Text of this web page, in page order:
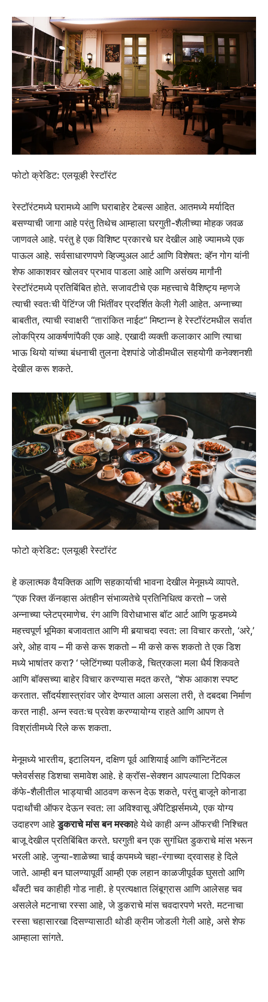
फोटो क्रेडिट: एलयूव्ही रेस्टॉरंट
रेस्टॉरंटमध्ये घरामध्ये आणि घराबाहेर टेबल्स आहेत. आतमध्ये मर्यादित
बसण्याची जागा आहे परंतु तिथेच आम्हाला घरगुती-शैलीच्या मोहक जवळ
जाणवले आहे. परंतु हे एक विशिष्ट प्रकारचे घर देखील आहे ज्यामध्ये एक
पाऊल आहे. सर्वसाधारणपणे व्हिज्युअल आर्ट आणि विशेषत: व्हॅन गोग यांनी
शेफ आकाशवर खोलवर प्रभाव पाडला आहे आणि असंख्य मार्गांनी
रेस्टॉरंटमध्ये प्रतिबिंबित होते. सजावटीचे एक महत्त्वाचे वैशिष्ट्य म्हणजे
त्याची स्वतःची पेंटिंग्ज जी भिंतींवर प्रदर्शित केली गेली आहेत. अन्नाच्या
बाबतीत, त्याची स्वाक्षरी “तारांकित नाईट” मिष्टान्न हे रेस्टॉरंटमधील सर्वात
लोकप्रिय आकर्षणांपैकी एक आहे. एखादी व्यक्ती कलाकार आणि त्याचा
भाऊ थियो यांच्या बंधनाची तुलना देशपांडे जोडीमधील सहयोगी कनेक्शनशी
देखील करू शकते.
फोटो क्रेडिट: एलयूव्ही रेस्टॉरंट
हे कलात्मक वैयक्तिक आणि सहकार्याची भावना देखील मेनूमध्ये व्यापते.
“एक रिक्त कॅनव्हास अंतहीन संभाव्यतेचे प्रतिनिधित्व करतो – जसे
अन्नाच्या प्लेटप्रमाणेच. रंग आणि विरोधाभास बॉट आर्ट आणि फूडमध्ये
महत्त्वपूर्ण भूमिका बजावतात आणि मी बर्‍याचदा स्वत: ला विचार करतो, ‘अरे,’
अरे, ओह वाय – मी कसे करू शकतो – मी कसे करू शकतो ते एक डिश
मध्ये भाषांतर करा? ‘ प्लेटिंगच्या पलीकडे, चित्रकला मला धैर्य शिकवते
आणि बॉक्सच्या बाहेर विचार करण्यास मदत करते, “शेफ आकाश स्पष्ट
करतात. सौंदर्यशास्त्रांवर जोर देण्यात आला असला तरी, ते दबदबा निर्माण
करत नाही. अन्न स्वतःच प्रवेश करण्यायोग्य राहते आणि आपण ते
विश्रांतीमध्ये रिले करू शकता.
मेनूमध्ये भारतीय, इटालियन, दक्षिण पूर्व आशियाई आणि कॉन्टिनेंटल
फ्लेवर्ससह डिशचा समावेश आहे. हे क्रॉस-सेक्शन आपल्याला टिपिकल
कॅफे-शैलीतील भाड्याची आठवण करून देऊ शकते, परंतु बाजूने कोनाडा
पदार्थांची ऑफर देऊन स्वत: ला अविश्वासू अ‍ॅपेटिझर्समध्ये, एक योग्य
उदाहरण आहेडुकराचे मांस बन मस्काहे येथे काही अन्न ऑफरची निश्चित
बाजू देखील प्रतिबिंबित करते. घरगुती बन एक सुगंधित डुकराचे मांस भरून
भरली आहे. जुन्या-शाळेच्या चाई कपमध्ये चहा-रंगाच्या द्रवासह हे दिले
जाते. आम्ही बन घालण्यापूर्वी आम्ही एक लहान काळजीपूर्वक घुसतो आणि
थँक्टी चव काहीही गोड नाही. हे प्रत्यक्षात लिंबूग्रास आणि आलेसह चव
असलेले मटनाचा रस्सा आहे, जे डुकराचे मांस चवदारपणे भरते. मटनाचा
रस्सा चहासारखा दिसण्यासाठी थोडी क्रीम जोडली गेली आहे, असे शेफ
आम्हाला सांगते.